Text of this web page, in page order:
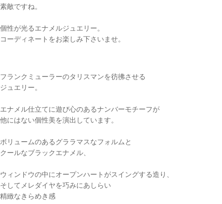
素敵ですね。
個性が光るエナメルジュエリー。
コーディネートをお楽しみ下さいませ。
フランクミューラーのタリスマンを彷彿させる
ジュエリー。
エナメル仕立てに遊び心のあるナンバーモチーフが
他にはない個性美を演出しています。
ボリュームのあるグララマスなフォルムと
クールなブラックエナメル、
ウィンドウの中にオープンハートがスイングする造り、
そしてメレダイヤを巧みにあしらい
精緻なきらめき感